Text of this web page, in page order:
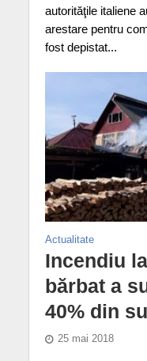
autorităţile italiene
arestare pentru
fost depistat...
Actualitate
Incendiu
bărbat a
40% din
25 mai 2018